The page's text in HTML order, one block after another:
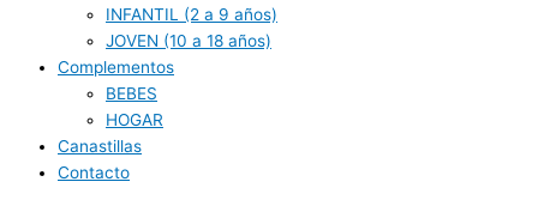
INFANTIL (2 a 9 años)
JOVEN (10 a 18 años)
Complementos
BEBES
HOGAR
Canastillas
Contacto